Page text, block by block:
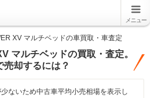
メニュー
XV マルチベッドの車買取・車査定
マルチベッドの買取・査定。
売却するには？
ないため中古車平均小売相場を表示し